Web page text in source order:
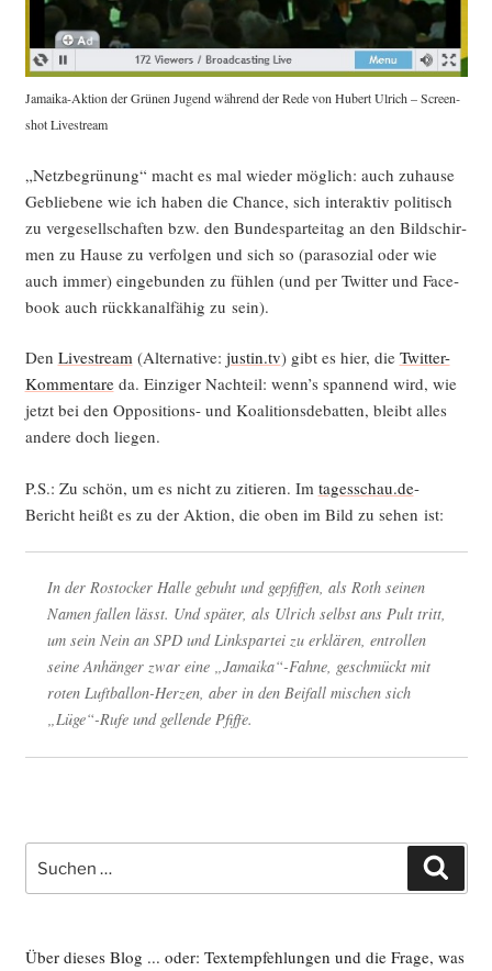
Jamai­ka-Akti­on der Grü­nen Jugend wäh­rend der Rede von Hubert Ulrich – Screen­
shot Livestream
„Netz­be­grü­nung“ macht es mal wie­der mög­lich: auch zuhau­se
Geblie­be­ne wie ich haben die Chan­ce, sich inter­ak­tiv poli­tisch
zu ver­ge­sell­schaf­ten bzw. den Bun­des­par­tei­tag an den Bild­schir­
men zu Hau­se zu ver­fol­gen und sich so (para­so­zi­al oder wie
auch immer) ein­ge­bun­den zu füh­len (und per Twit­ter und Face­
book auch rück­ka­nal­fä­hig zu sein).
Den Live­stream(Alter­na­ti­ve: justin.tv) gibt es hier, die Twit­ter-
Kom­men­ta­reda. Ein­zi­ger Nach­teil: wenn’s span­nend wird, wie
jetzt bei den Oppo­si­ti­ons- und Koali­ti­ons­de­bat­ten, bleibt alles
ande­re doch liegen.
P.S.: Zu schön, um es nicht zu zitie­ren. Im tagesschau.de-
Bericht heißt es zu der Akti­on, die oben im Bild zu sehen ist:
In der Ros­to­cker Hal­le gebuht und gepfif­fen, als Roth sei­nen
Namen fal­len lässt. Und spä­ter, als Ulrich selbst ans Pult tritt,
um sein Nein an SPD und Links­par­tei zu erklä­ren, ent­rol­len
sei­ne Anhän­ger zwar eine „Jamaika“-Fahne, geschmückt mit
roten Luft­bal­lon-Her­zen, aber in den Bei­fall mischen sich
„Lüge“-Rufe und gel­len­de Pfiffe.
nach:
Über dieses Blog ... oder: Textempfehlungen und die Frage, was